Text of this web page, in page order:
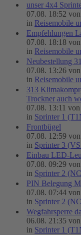
unser 4x4
07.08. 18:52 von
in Reisemobile
Empfehlungen
07.08. 18:18 von
in Reisemobile
Neubestellung
07.08. 13:26 von
in Reisemobile
313
Trockner auch
07.08. 13:11 von
in Sprinter 1
Frontbügel
07.08. 12:59 von
in Sprinter 3
Einbau LED-
07.08. 09:29 von
in Sprinter 2
PIN Belegung
07.08. 07:44 von
in Sprinter 2
Wegfahrsperre
06.08. 21:35 von
in Sprinter 1